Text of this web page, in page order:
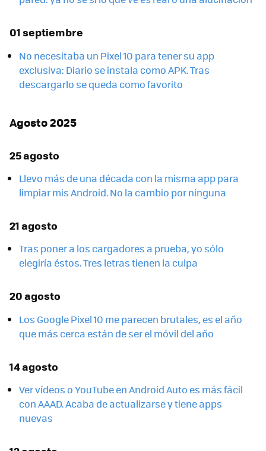
01 septiembre
No necesitaba un Pixel 10 para tener su app
exclusiva: Diario se instala como APK. Tras
descargarlo se queda como favorito
Agosto 2025
25 agosto
Llevo más de una década con la misma app para
limpiar mis Android. No la cambio por ninguna
21 agosto
Tras poner a los cargadores a prueba, yo sólo
elegiría éstos. Tres letras tienen la culpa
20 agosto
Los Google Pixel 10 me parecen brutales, es el año
que más cerca están de ser el móvil del año
14 agosto
Ver vídeos o YouTube en Android Auto es más fácil
con AAAD. Acaba de actualizarse y tiene apps
nuevas